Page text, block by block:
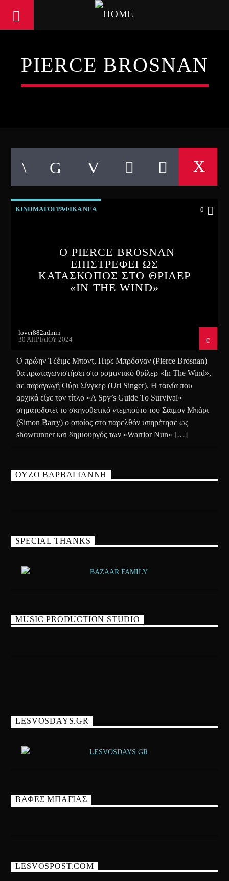
PIERCE BROSNAN
ΚΙΝΗΜΑΤΟΓΡΑΦΙΚΑ ΝΕΑ 0
Ο PIERCE BROSNAN
ΕΠΙΣΤΡΕΦΕΙ ΩΣ
ΚΑΤΑΣΚΟΠΟΣ ΣΤΟ ΘΡΙΛΕΡ
«IN THE WIND»
lover882admin
30 ΑΠΡΙΛΊΟΥ 2024
Ο πρώην Τζέιμς Μποντ, Πιρς Μπρόσναν (Pierce Brosnan)
θα πρωταγωνιστήσει στο ρομαντικό θρίλερ «In The Wind»,
σε παραγωγή Ούρι Σίνγκερ (Uri Singer). Η ταινία που
αρχικά είχε τον τίτλο «A Spy’s Guide To Survival»
σηματοδοτεί το σκηνοθετικό ντεμπούτο του Σάιμον Μπάρι
(Simon Barry) ο οποίος στο παρελθόν υπηρέτησε ως
showrunner και δημιουργός των «Warrior Nun» […]
ΟΥΖΟ ΒΑΡΒΑΓΙΑΝΝΗ
SPECIAL THANKS
MUSIC PRODUCTION STUDIO
LESVOSDAYS.GR
ΒΑΦΕΣ ΜΠΑΓΙΑΣ
LESVOSPOST.COM